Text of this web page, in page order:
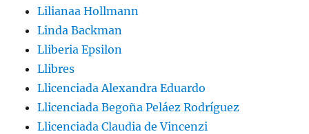
Lilianaa Hollmann
Linda Backman
Lliberia Epsilon
Llibres
Llicenciada Alexandra Eduardo
Llicenciada Begoña Peláez Rodríguez
Llicenciada Claudia de Vincenzi